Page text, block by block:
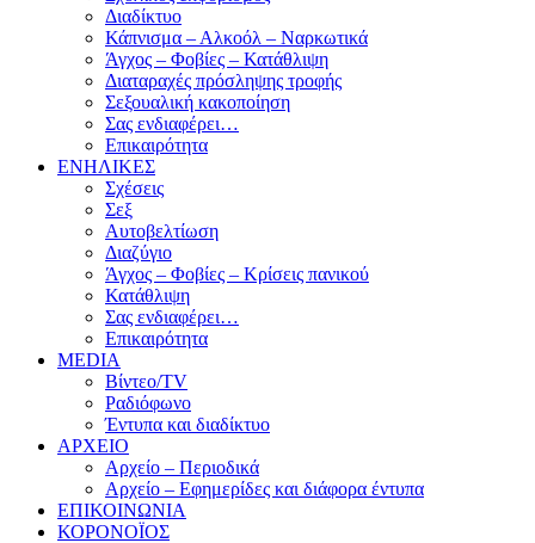
Διαδίκτυο
Κάπνισμα – Αλκοόλ – Ναρκωτικά
Άγχος – Φοβίες – Κατάθλιψη
Διαταραχές πρόσληψης τροφής
Σεξουαλική κακοποίηση
Σας ενδιαφέρει…
Επικαιρότητα
ΕΝΗΛΙΚΕΣ
Σχέσεις
Σεξ
Αυτοβελτίωση
Διαζύγιο
Άγχος – Φοβίες – Κρίσεις πανικού
Κατάθλιψη
Σας ενδιαφέρει…
Επικαιρότητα
MEDIA
Βίντεο/TV
Ραδιόφωνο
Έντυπα και διαδίκτυο
ΑΡΧΕΙΟ
Αρχείο – Περιοδικά
Αρχείο – Εφημερίδες και διάφορα έντυπα
ΕΠΙΚΟΙΝΩΝΙΑ
ΚΟΡΟΝΟΪΟΣ